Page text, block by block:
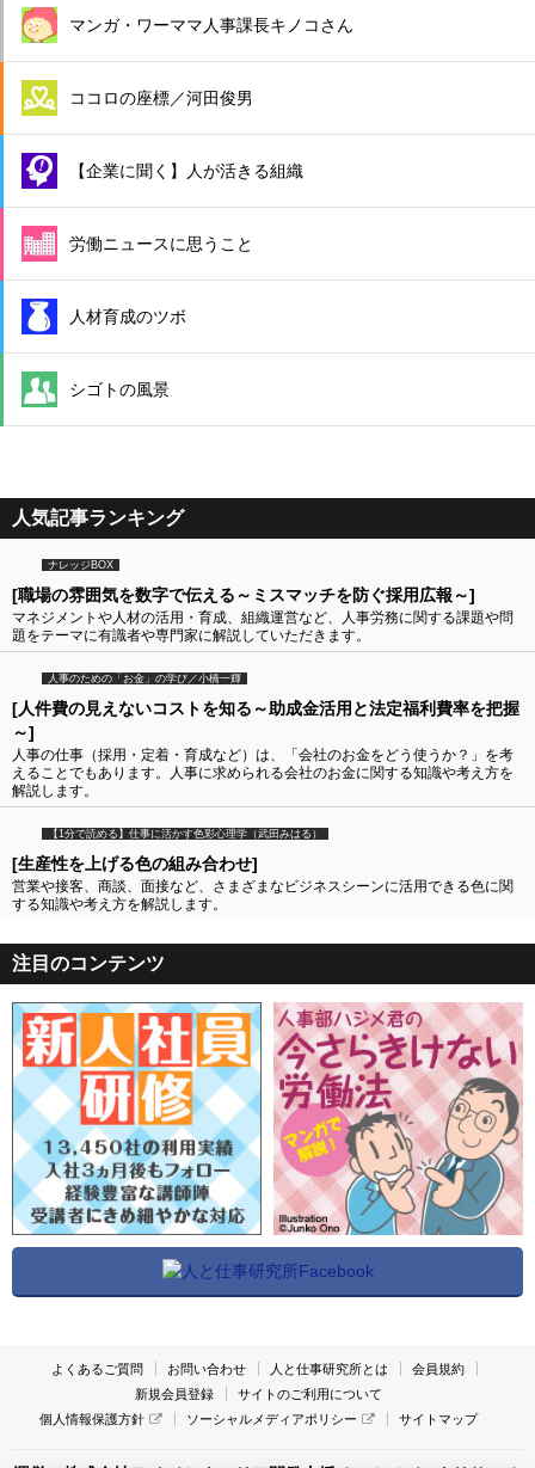
マンガ・ワーママ人事課長キノコさん
ココロの座標／河田俊男
【企業に聞く】人が活きる組織
労働ニュースに思うこと
人材育成のツボ
シゴトの風景
人気記事ランキング
ナレッジBOX
[職場の雰囲気を数字で伝える～ミスマッチを防ぐ採用広報～]
マネジメントや人材の活用・育成、組織運営など、人事労務に関する課題や問
題をテーマに有識者や専門家に解説していただきます。
人事のための「お金」の学び／小橋一輝
[人件費の見えないコストを知る～助成金活用と法定福利費率を把握
～]
人事の仕事（採用・定着・育成など）は、「会社のお金をどう使うか？」を考
えることでもあります。人事に求められる会社のお金に関する知識や考え方を
解説します。
【1分で読める】仕事に活かす色彩心理学（武田みはる）
[生産性を上げる色の組み合わせ]
営業や接客、商談、面接など、さまざまなビジネスシーンに活用できる色に関
する知識や考え方を解説します。
注目のコンテンツ
よくあるご質問 お問い合わせ 人と仕事研究所とは
会員規約
新規会員登録
サイトのご利用について
個人情報保護方針
ソーシャルメディアポリシー サイトマップ